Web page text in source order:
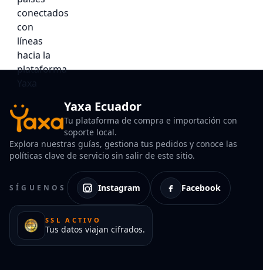
Yaxa Ecuador
Tu plataforma de compra e importación con
soporte local.
Explora nuestras guías, gestiona tus pedidos y conoce las
políticas clave de servicio sin salir de este sitio.
SÍGUENOS Instagram Facebook
SSL ACTIVO
Tus datos viajan cifrados.